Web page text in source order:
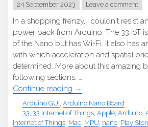
24 September 2023 Leave a comment
In a shopping frenzy, I couldn't resist
power pack from Arduino. The 33 IoT
of the Nano but has Wi-Fi. It also has
with which acceleration and spatial
determined. More about this amazing
following sections. …
Continue reading "Arduino
Nano
33
IOT"
→
Arduino GUI, Arduino Nano Board
33, 33 Internet of Things, Apple, Arduino,
Internet of Things, Mac, MPU, nano, Play